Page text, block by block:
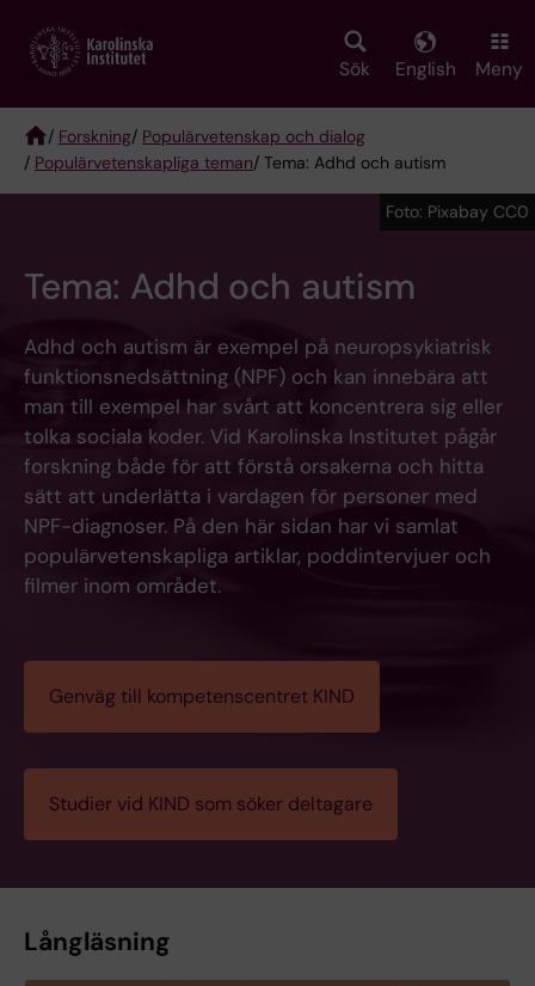
main
Sök English Meny
Breadcrumb
/ Forskning/ Populärvetenskap och dialog
/ Populärvetenskapliga teman/ Tema: Adhd och autism
Tema: Adhd och autism
Adhd och autism är exempel på neuropsykiatrisk
funktionsnedsättning (NPF) och kan innebära att
man till exempel har svårt att koncentrera sig eller
tolka sociala koder. Vid Karolinska Institutet pågår
forskning både för att förstå orsakerna och hitta
sätt att underlätta i vardagen för personer med
NPF-diagnoser. På den här sidan har vi samlat
populärvetenskapliga artiklar, poddintervjuer och
filmer inom området.
Genväg till kompetenscentret KIND
Studier vid KIND som söker deltagare
Foto: Pixabay CC0
Långläsning